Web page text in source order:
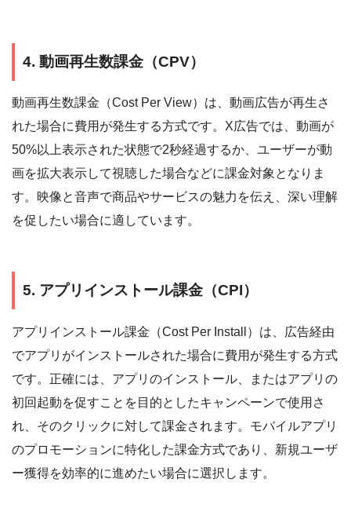
4. 動画再生数課金（CPV）
動画再生数課金（Cost Per View）は、動画広告が再生さ
れた場合に費用が発生する方式です。X広告では、動画が
50%以上表示された状態で2秒経過するか、ユーザーが動
画を拡大表示して視聴した場合などに課金対象となりま
す。映像と音声で商品やサービスの魅力を伝え、深い理解
を促したい場合に適しています。
5. アプリインストール課金（CPI）
アプリインストール課金（Cost Per Install）は、広告経由
でアプリがインストールされた場合に費用が発生する方式
です。正確には、アプリのインストール、またはアプリの
初回起動を促すことを目的としたキャンペーンで使用さ
れ、そのクリックに対して課金されます。モバイルアプリ
のプロモーションに特化した課金方式であり、新規ユーザ
ー獲得を効率的に進めたい場合に選択します。